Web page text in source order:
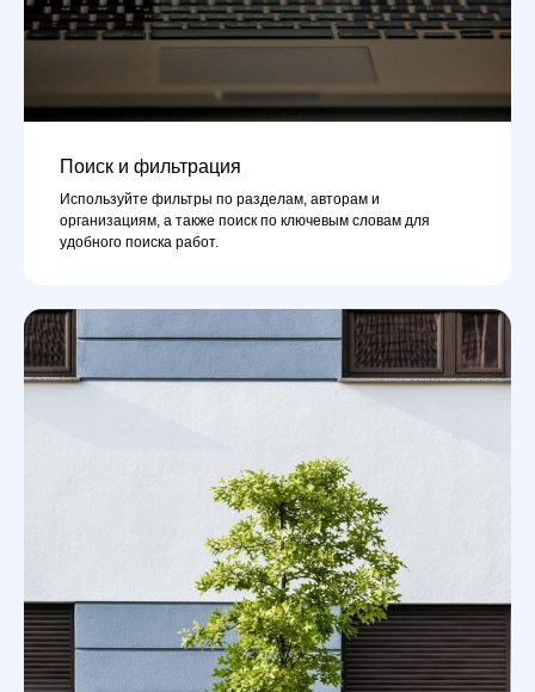
Поиск и фильтрация
Используйте фильтры по разделам, авторам и
организациям, а также поиск по ключевым словам для
удобного поиска работ.